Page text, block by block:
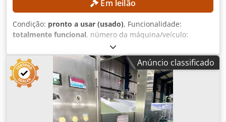
Em leilão
Condição: pronto a usar (usado), Funcionalidade:
totalmente funcional, número da máquina/veículo:
2015
15 254 h, altura de elevação:4 700 mm, elevação livre:
1 490 mm
, tipo de mastro:triplex , altura de construção:
2 132 mm
, Sem preço mínimo – venda garantida ao preço
mais alto! DETALHES TÉCNICOS Elevação livre: 1.490 mm
Altura de elevação: 4.700 mm Altura total: 2.132 mm
Crodpezrlxgsfx Ahlef DETALHES DA MÁQUINA Tipo de
mastro: Triplex Tensão da bateria: 48 V Capacidade da
Anúncio classificado